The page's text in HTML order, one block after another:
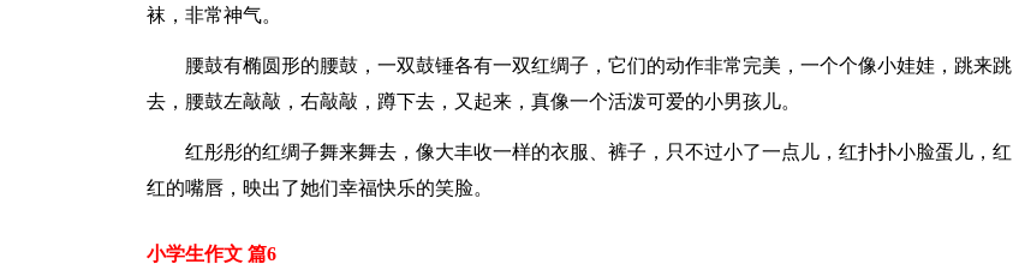
袜，非常神气。
腰鼓有椭圆形的腰鼓，一双鼓锤各有一双红绸子，它们的动作非常完美，一个个像小娃娃，跳来跳
去，腰鼓左敲敲，右敲敲，蹲下去，又起来，真像一个活泼可爱的小男孩儿。
红彤彤的红绸子舞来舞去，像大丰收一样的衣服、裤子，只不过小了一点儿，红扑扑小脸蛋儿，红
红的嘴唇，映出了她们幸福快乐的笑脸。
小学生作文 篇6